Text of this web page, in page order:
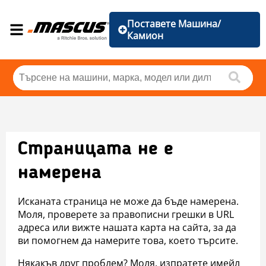
Поставете Машина/
Камион
Страницата не е
намерена
Исканата страница не може да бъде намерена.
Моля, проверете за правописни грешки в URL
адреса или вижте нашата карта на сайта, за да
ви помогнем да намерите това, което търсите.
Някакъв друг проблем? Моля, изпратете имейл